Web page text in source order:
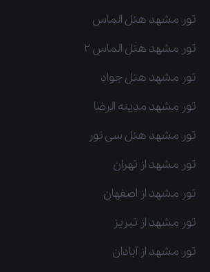
تور مشهد هتل الماس
تور مشهد هتل الماس 2
تور مشهد هتل جواد
تور مشهد مدینه الرضا
تور مشهد هتل سی نور
تور مشهد از تهران
تور مشهد از اصفهان
تور مشهد از تبریز
تور مشهد از آبادان